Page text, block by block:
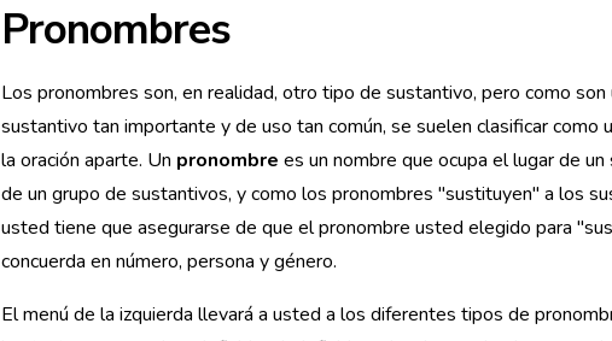
Pronombres
Los pronombres son, en realidad, otro tipo de sustantivo, pero como son
sustantivo tan importante y de uso tan común, se suelen clasificar como
la oración aparte. Un pronombre es un nombre que ocupa el lugar de
de un grupo de sustantivos, y como los pronombres "sustituyen" a los
usted tiene que asegurarse de que el pronombre usted elegido para
concuerda en número, persona y género.
El menú de la izquierda llevará a usted a los diferentes tipos de